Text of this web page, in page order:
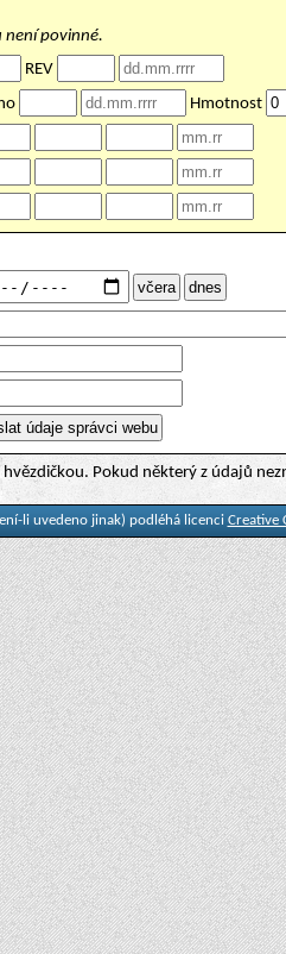
povinné.
REV
Hmotnost
Pokud některý z údajů
li uvedeno jinak) podléhá licenci Creative